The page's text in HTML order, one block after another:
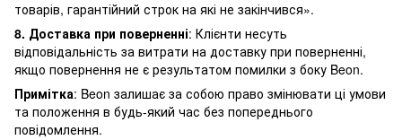
товарів, гарантійний строк на які не закінчився».
8. Доставка при поверненні: Клієнти несуть
відповідальність за витрати на доставку при поверненні,
якщо повернення не є результатом помилки з боку Beon.
Примітка: Beon залишає за собою право змінювати ці умови
та положення в будь-який час без попереднього
повідомлення.